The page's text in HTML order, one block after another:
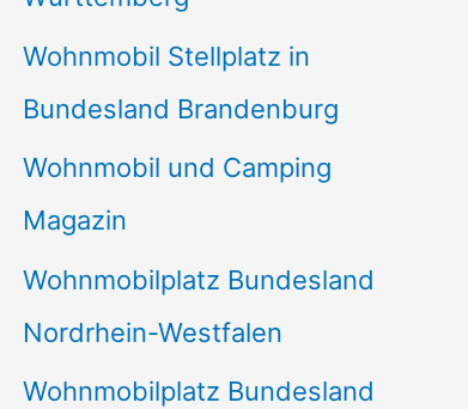
Wohnmobil Stellplatz in
Bundesland Brandenburg
Wohnmobil und Camping
Magazin
Wohnmobilplatz Bundesland
Nordrhein-Westfalen
Wohnmobilplatz Bundesland